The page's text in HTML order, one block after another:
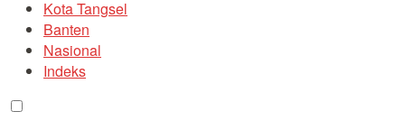
Kota Tangsel
Banten
Nasional
Indeks